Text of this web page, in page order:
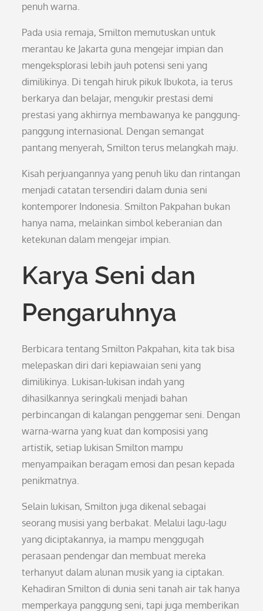
penuh warna.
Pada usia remaja, Smilton memutuskan untuk
merantau ke Jakarta guna mengejar impian dan
mengeksplorasi lebih jauh potensi seni yang
dimilikinya. Di tengah hiruk pikuk Ibukota, ia terus
berkarya dan belajar, mengukir prestasi demi
prestasi yang akhirnya membawanya ke panggung-
panggung internasional. Dengan semangat
pantang menyerah, Smilton terus melangkah maju.
Kisah perjuangannya yang penuh liku dan rintangan
menjadi catatan tersendiri dalam dunia seni
kontemporer Indonesia. Smilton Pakpahan bukan
hanya nama, melainkan simbol keberanian dan
ketekunan dalam mengejar impian.
Karya Seni dan
Pengaruhnya
Berbicara tentang Smilton Pakpahan, kita tak bisa
melepaskan diri dari kepiawaian seni yang
dimilikinya. Lukisan-lukisan indah yang
dihasilkannya seringkali menjadi bahan
perbincangan di kalangan penggemar seni. Dengan
warna-warna yang kuat dan komposisi yang
artistik, setiap lukisan Smilton mampu
menyampaikan beragam emosi dan pesan kepada
penikmatnya.
Selain lukisan, Smilton juga dikenal sebagai
seorang musisi yang berbakat. Melalui lagu-lagu
yang diciptakannya, ia mampu menggugah
perasaan pendengar dan membuat mereka
terhanyut dalam alunan musik yang ia ciptakan.
Kehadiran Smilton di dunia seni tanah air tak hanya
memperkaya panggung seni, tapi juga memberikan